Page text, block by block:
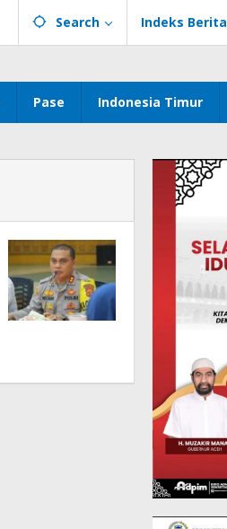
Search Indeks Berita
Pase Indonesia Timur